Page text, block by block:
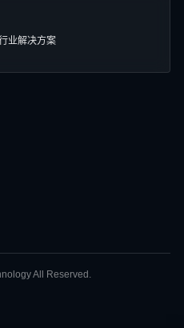
业解决方案
All Reserved.